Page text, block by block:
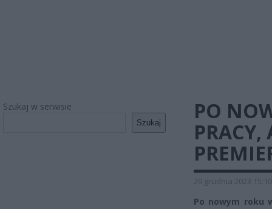
Szukaj w serwisie
Szukaj
PO
PRACY,
29 grudnia 2023 15:10
Po nowym roku